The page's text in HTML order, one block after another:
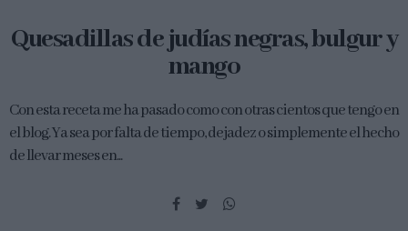
Quesadillas de judías negras, bulgur y
mango
Con esta receta me ha pasado como con otras cientos que tengo en
el blog. Ya sea por falta de tiempo, dejadez o simplemente el hecho
de llevar meses en...